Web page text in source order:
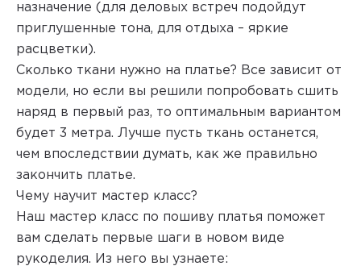
назначение (для деловых встреч подойдут
приглушенные тона, для отдыха – яркие
расцветки).
Сколько ткани нужно на платье? Все зависит от
модели, но если вы решили попробовать сшить
наряд в первый раз, то оптимальным вариантом
будет 3 метра. Лучше пусть ткань останется,
чем впоследствии думать, как же правильно
закончить платье.
Чему научит мастер класс?
Наш мастер класс по пошиву платья поможет
вам сделать первые шаги в новом виде
рукоделия. Из него вы узнаете: